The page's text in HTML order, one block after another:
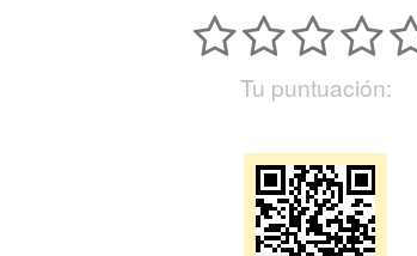
Tu puntuación: